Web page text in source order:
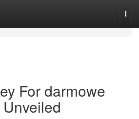
For darmowe